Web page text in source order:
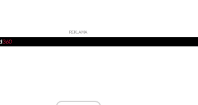
REKLAMA